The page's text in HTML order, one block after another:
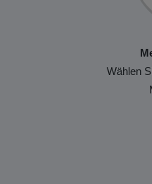
Wählen